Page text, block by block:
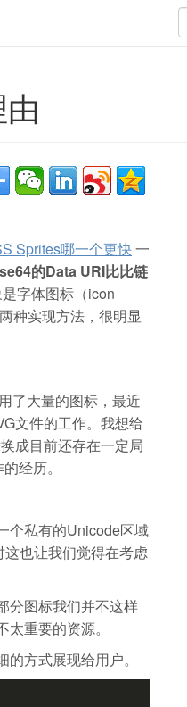
Sprites哪一个更快一
的Data URI比比链
字体图标（icon
种实现方法，很明显
了大量的图标，最近
文件的工作。我想给
成目前还存在一定局
经历。
个私有的Unicode区域
也让我们觉得在考虑
分图标我们并不这样
重要的资源。
方式展现给用户。